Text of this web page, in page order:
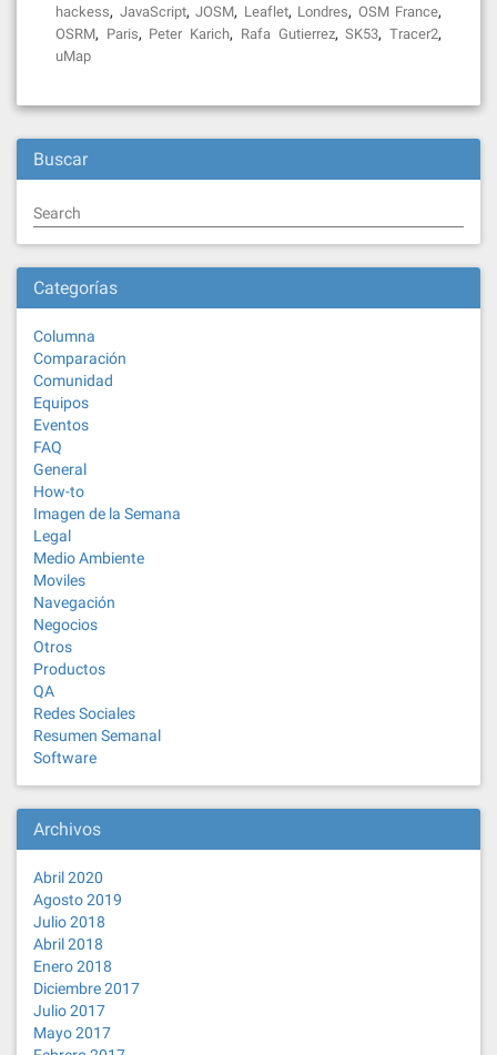
hackess, JavaScript, JOSM, Leaflet, Londres, OSM France,
OSRM, Paris, Peter Karich, Rafa Gutierrez,SK53,Tracer2,
uMap
Buscar
Search
Categorías
Columna
Comparación
Comunidad
Equipos
Eventos
FAQ
General
How-to
Imagen de la Semana
Legal
Medio Ambiente
Moviles
Navegación
Negocios
Otros
Productos
QA
Redes Sociales
Resumen Semanal
Software
Archivos
Abril 2020
Agosto 2019
Julio 2018
Abril 2018
Enero 2018
Diciembre 2017
Julio 2017
Mayo 2017